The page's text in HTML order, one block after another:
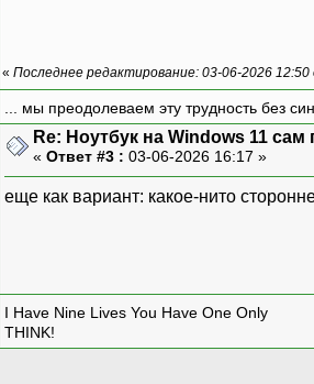
« Последнее редактирование: 03-06-2026
... мы преодолеваем эту трудность без
Re: Ноутбук на Windows 11
« Ответ #3 : 03-06-2026 16:17 »
еще как вариант: какое-нито
I Have Nine Lives You Have One Only
THINK!